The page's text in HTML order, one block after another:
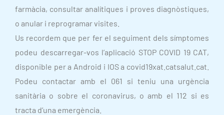
farmàcia, consultar analítiques i proves diagnòstiques,
o anular i reprogramar visites.
Us recordem que per fer el seguiment dels símptomes
podeu descarregar-vos l’aplicació STOP COVID 19 CAT,
disponible per a Android i IOS a covid19xat.catsalut.cat.
Podeu contactar amb el 061 si teniu una urgència
sanitària o sobre el coronavirus, o amb el 112 si es
tracta d’una emergència.